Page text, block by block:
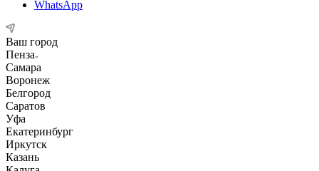
WhatsApp
Ваш город
Пенза
Самара
Воронеж
Белгород
Саратов
Уфа
Екатеринбург
Иркутск
Казань